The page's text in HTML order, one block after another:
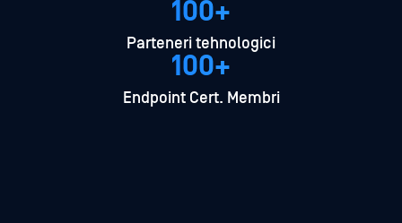
100+
Parteneri tehnologici
100+
Endpoint Cert. Membri